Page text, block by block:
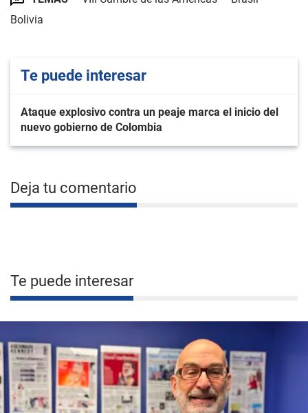
Bolivia
Te puede interesar
Ataque explosivo contra un peaje marca el inicio del
nuevo gobierno de Colombia
Deja tu comentario
Te puede interesar